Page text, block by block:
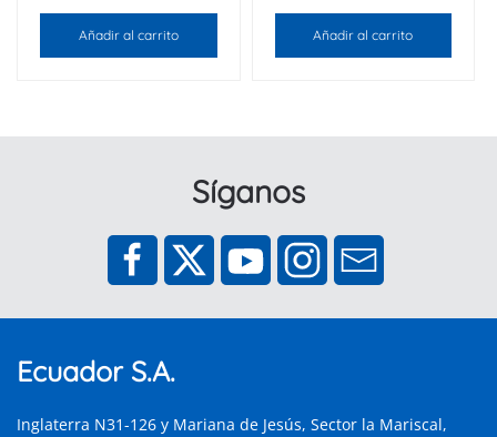
Añadir al carrito Añadir al carrito
Síganos
Ecuador S.A.
Inglaterra N31-126 y Mariana de Jesús, Sector la Mariscal,